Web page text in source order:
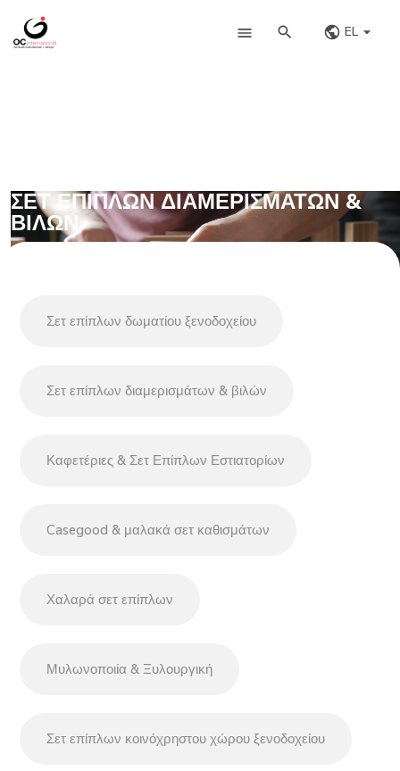
EL
ΣΕΤ ΕΠΊΠΛΩΝ ΔΙΑΜΕΡΙΣΜΆΤΩΝ &
ΒΙΛΏΝ
Σετ επίπλων δωματίου ξενοδοχείου
Σετ επίπλων διαμερισμάτων & βιλών
Καφετέριες & Σετ Επίπλων Εστιατορίων
Casegood & μαλακά σετ καθισμάτων
Χαλαρά σετ επίπλων
Μυλωνοποιία & Ξυλουργική
Σετ επίπλων κοινόχρηστου χώρου ξενοδοχείου